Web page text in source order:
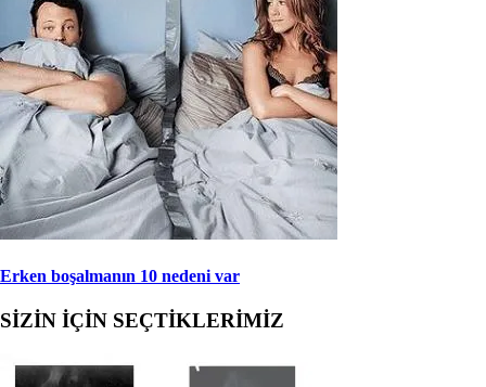
Erken boşalmanın 10 nedeni var
SİZİN İÇİN SEÇTİKLERİMİZ